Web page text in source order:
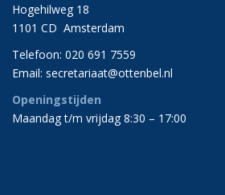
Hogehilweg 18
1101 CD Amsterdam
Telefoon: 020 691 7559
Email: secretariaat@ottenbel.nl
Openingstijden
Maandag t/m vrijdag 8:30 – 17:00